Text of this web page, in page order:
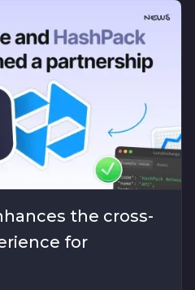
the cross-
for